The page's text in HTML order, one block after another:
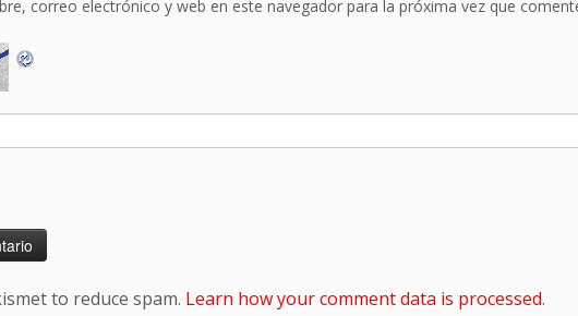
correo electrónico y web en este navegador para la próxima vez que
to reduce spam. Learn how your comment data is processed.